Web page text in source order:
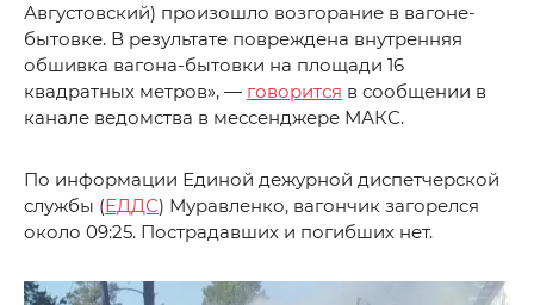
Августовский) произошло возгорание в вагоне-
бытовке. В результате повреждена внутренняя
обшивка вагона-бытовки на площади 16
квадратных метров», — говорится в сообщении в
канале ведомства в мессенджере МАКС.
По информации Единой дежурной диспетчерской
службы (ЕДДС) Муравленко, вагончик загорелся
около 09:25. Пострадавших и погибших нет.